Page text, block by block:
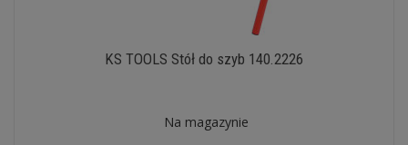
KS TOOLS Stół do szyb 140.2226
Na magazynie